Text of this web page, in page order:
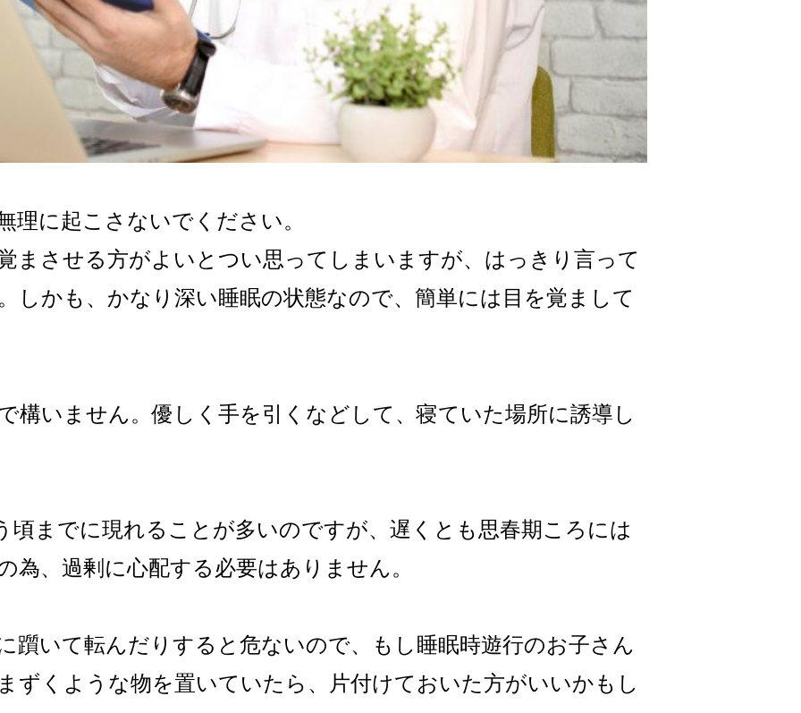
理に起こさないでください。
まさせる方がよいとつい思ってしまいますが、はっきり言って
しかも、かなり深い睡眠の状態なので、簡単には目を覚まして
構いません。優しく手を引くなどして、寝ていた場所に誘導し
頃までに現れることが多いのですが、遅くとも思春期ころには
為、過剰に心配する必要はありません。
躓いて転んだりすると危ないので、もし睡眠時遊行のお子さん
ずくような物を置いていたら、片付けておいた方がいいかもし